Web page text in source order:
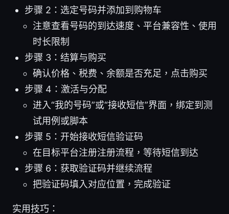
步骤 2：选定号码并添加到购物车
注意查看号码的到达速度、平台兼容性、使用
时长限制
步骤 3：结算与购买
确认价格、税费、余额是否充足，点击购买
步骤 4：激活与分配
进入“我的号码”或“接收短信”界面，绑定到测
试用例或脚本
步骤 5：开始接收短信验证码
在目标平台注册注册流程，等待短信到达
步骤 6：获取验证码并继续流程
把验证码填入对应位置，完成验证
实用技巧：